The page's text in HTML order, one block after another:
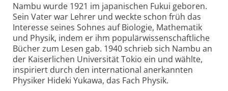
Nambu wurde 1921 im japanischen Fukui geboren.
Sein Vater war Lehrer und weckte schon früh das
Interesse seines Sohnes auf Biologie, Mathematik
und Physik, indem er ihm populärwissenschaftliche
Bücher zum Lesen gab. 1940 schrieb sich Nambu an
der Kaiserlichen Universität Tokio ein und wählte,
inspiriert durch den international anerkannten
Physiker Hideki Yukawa, das Fach Physik.